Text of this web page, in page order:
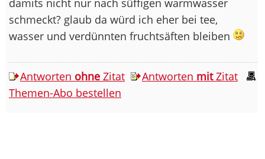
damits nicht nur nach süffigen warmwasser
schmeckt? glaub da würd ich eher bei tee,
wasser und verdünnten fruchtsäften bleiben
Antworten ohne Zitat Antworten mitZitat
Themen-Abo bestellen